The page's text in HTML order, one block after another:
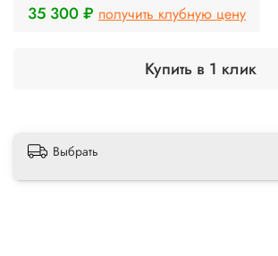
35 300 ₽ получить клубную цену
Купить в 1 клик
Выбрать